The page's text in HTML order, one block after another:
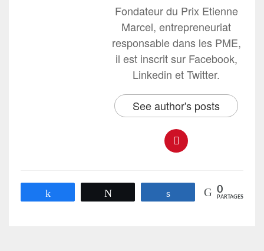
Fondateur du Prix Etienne
Marcel, entrepreneuriat
responsable dans les PME,
il est inscrit sur Facebook,
Linkedin et Twitter.
See author's posts
Partagez 0
PARTAGES